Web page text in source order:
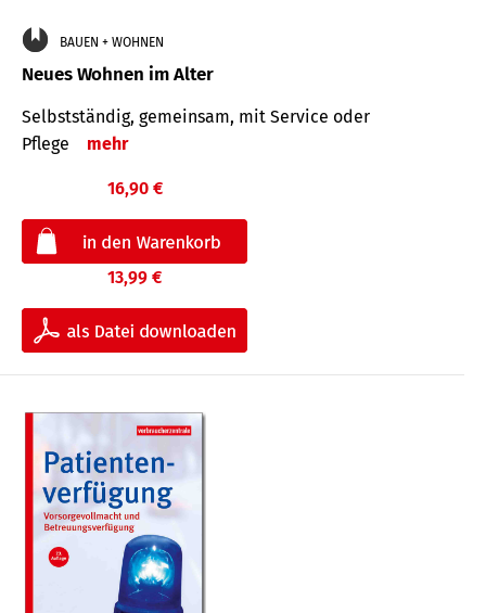
BAUEN + WOHNEN
Neues Wohnen im Alter
Selbstständig, gemeinsam, mit Service oder
Pflege
mehr
16,90 €
13,99 €